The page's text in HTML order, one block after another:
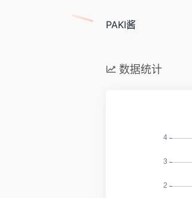
PAKI酱
数据统计